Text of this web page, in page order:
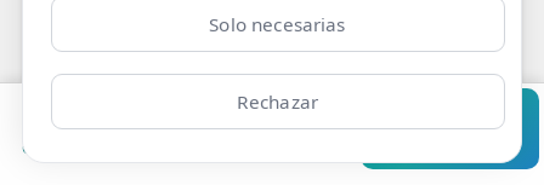
Clínicas
Tratamiento de
Fisioterapia para
Síndrome de dolor
Pedir cita Consultar
Solo necesarias
Rechazar